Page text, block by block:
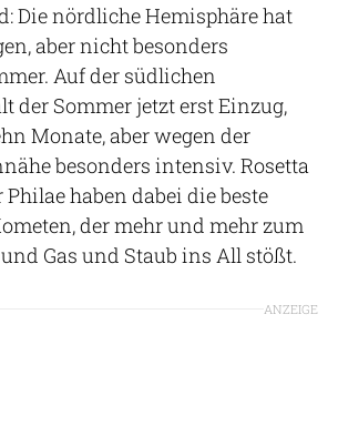
Die nördliche Hemisphäre hat
aber nicht besonders
Auf der südlichen
der Sommer jetzt erst Einzug,
Monate, aber wegen der
besonders intensiv. Rosetta
haben dabei die beste
der mehr und mehr zum
Gas und Staub ins All stößt.
ANZEIGE